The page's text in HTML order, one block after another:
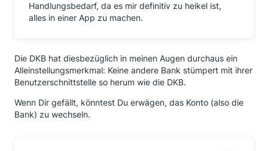
Handlungsbedarf, da es mir definitiv zu heikel ist,
alles in einer App zu machen.
Die DKB hat diesbezüglich in meinen Augen durchaus ein
Alleinstellungsmerkmal: Keine andere Bank stümpert mit ihrer
Benutzerschnittstelle so herum wie die DKB.
Wenn Dir gefällt, könntest Du erwägen, das Konto (also die
Bank) zu wechseln.